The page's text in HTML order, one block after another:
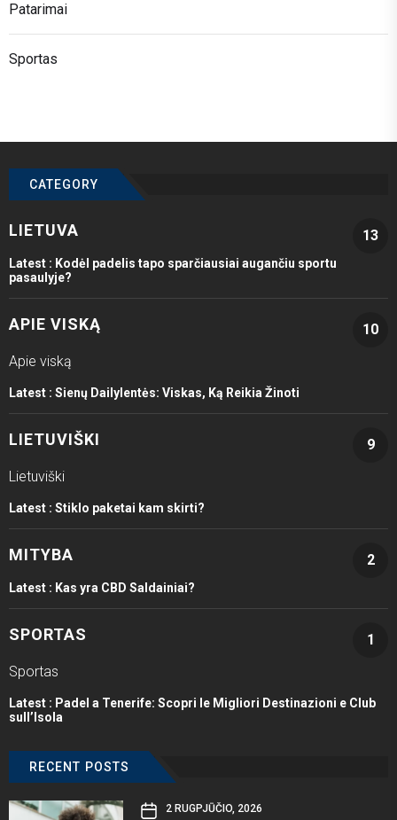
Patarimai
Sportas
CATEGORY
LIETUVA 13
Latest : Kodėl padelis tapo sparčiausiai augančiu sportu
pasaulyje?
APIE VISKĄ
10
Apie viską
Latest : Sienų Dailylentės: Viskas, Ką Reikia Žinoti
LIETUVIŠKI
9
Lietuviški
Latest : Stiklo paketai kam skirti?
MITYBA 2
Latest : Kas yra CBD Saldainiai?
SPORTAS
1
Sportas
Latest : Padel a Tenerife: Scopri le Migliori Destinazioni e Club
sull’Isola
RECENT POSTS
2 RUGPJŪČIO, 2026